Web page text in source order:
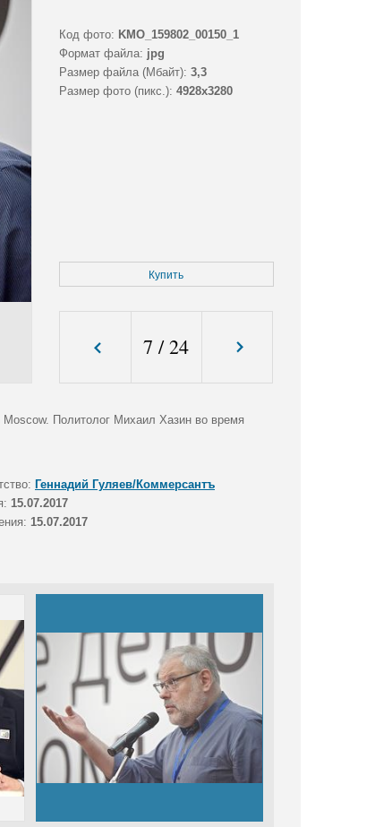
Код фото: KMO_159802_00150_1
Формат файла: jpg
Размер файла (Мбайт): 3,3
Размер фото (пикс.): 4928x3280
Купить
7 /24
Политолог Михаил Хазин во время
Геннадий Гуляев/Коммерсантъ
15.07.2017
15.07.2017